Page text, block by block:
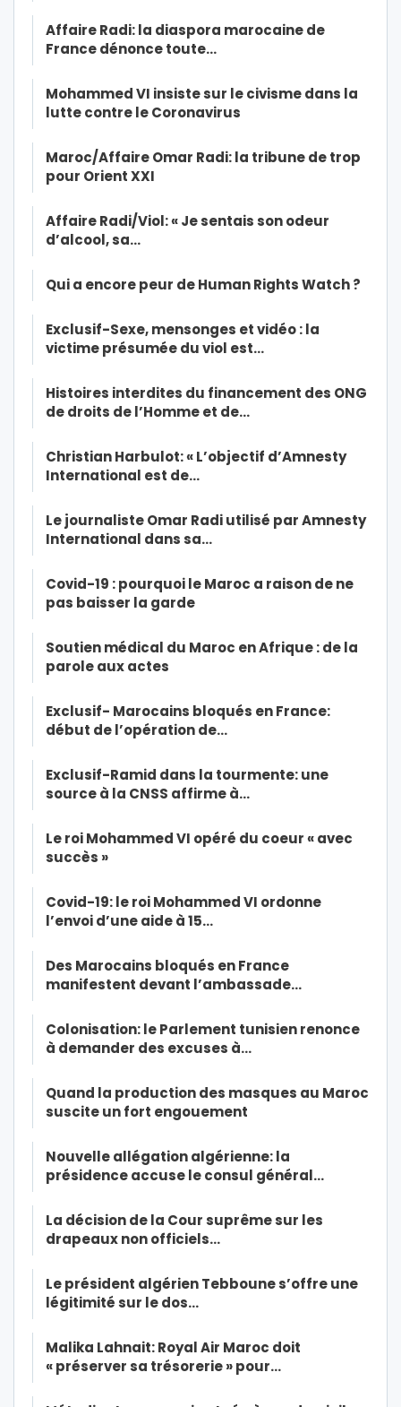
Affaire Radi: la diaspora marocaine de
France dénonce toute…
Mohammed VI insiste sur le civisme dans la
lutte contre le Coronavirus
Maroc/Affaire Omar Radi: la tribune de trop
pour Orient XXI
Affaire Radi/Viol: « Je sentais son odeur
d’alcool, sa…
Qui a encore peur de Human Rights Watch ?
Exclusif-Sexe, mensonges et vidéo : la
victime présumée du viol est…
Histoires interdites du financement des ONG
de droits de l’Homme et de…
Christian Harbulot: « L’objectif d’Amnesty
International est de…
Le journaliste Omar Radi utilisé par Amnesty
International dans sa…
Covid-19 : pourquoi le Maroc a raison de ne
pas baisser la garde
Soutien médical du Maroc en Afrique : de la
parole aux actes
Exclusif- Marocains bloqués en France:
début de l’opération de…
Exclusif-Ramid dans la tourmente: une
source à la CNSS affirme à…
Le roi Mohammed VI opéré du coeur « avec
succès »
Covid-19: le roi Mohammed VI ordonne
l’envoi d’une aide à 15…
Des Marocains bloqués en France
manifestent devant l’ambassade…
Colonisation: le Parlement tunisien renonce
à demander des excuses à…
Quand la production des masques au Maroc
suscite un fort engouement
Nouvelle allégation algérienne: la
présidence accuse le consul général…
La décision de la Cour suprême sur les
drapeaux non officiels…
Le président algérien Tebboune s’offre une
légitimité sur le dos…
Malika Lahnait: Royal Air Maroc doit
« préserver sa trésorerie » pour…